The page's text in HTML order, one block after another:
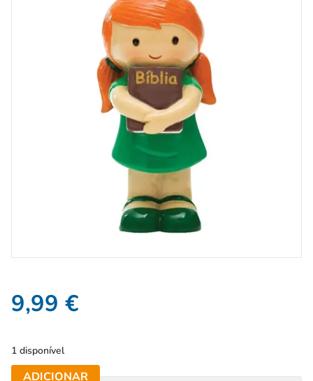
9,99 €
1 disponível
ADICIONAR